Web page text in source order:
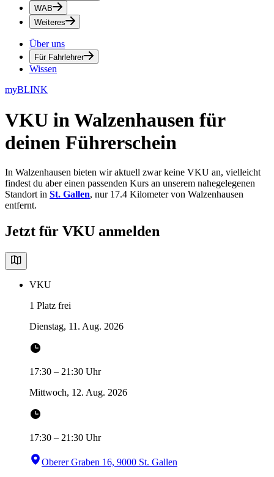
WAB
Weiteres
Über uns
Für Fahrlehrer
Wissen
myBLINK
VKU in Walzenhausen für
deinen Führerschein
In Walzenhausen bieten wir aktuell zwar keine VKU an, vielleicht
findest du aber einen passenden Kurs an unserem nahegelegenen
Standort in St. Gallen, nur 17.4 Kilometer von Walzenhausen
entfernt.
Jetzt für VKU anmelden
VKU
1 Platz frei
Dienstag, 11. Aug. 2026
17:30 – 21:30 Uhr
Mittwoch, 12. Aug. 2026
17:30 – 21:30 Uhr
Oberer Graben 16, 9000 St. Gallen